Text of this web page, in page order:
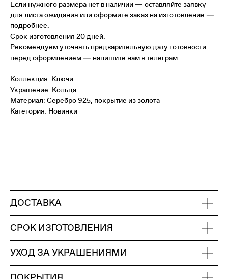
Если нужного размера нет в наличии — оставляйте заявку
для листа ожидания или оформите заказ на изготовление —
подробнее.
Срок изготовления 20 дней.
Рекомендуем уточнять предварительную дату готовности
перед оформлением — напишите нам в телеграм.
Коллекция: Ключи
Украшение: Кольца
Материал: Серебро 925, покрытие из золота
Категория: Новинки
ДОСТАВКА
СРОК ИЗГОТОВЛЕНИЯ
УХОД ЗА УКРАШЕНИЯМИ